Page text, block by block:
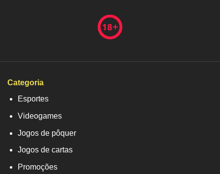
Categoria
Esportes
Videogames
Jogos de pôquer
Jogos de cartas
Promoções